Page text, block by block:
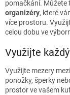
pomačkání. Můžete
organizéry, které
více prostoru.
celou dobu ve
Využijte
Využijte mezery
ponožky, šperky
prostor ve vašem